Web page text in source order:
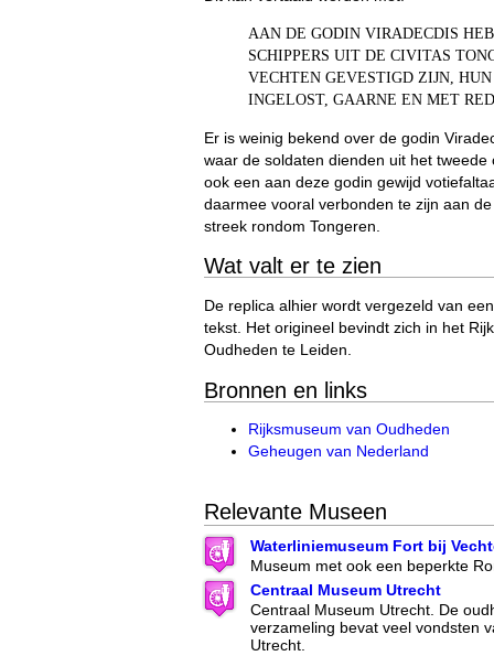
AAN DE GODIN VIRADECDIS
SCHIPPERS UIT DE CIVITAS
VECHTEN GEVESTIGD ZIJN,
INGELOST, GAARNE EN MET
Er is weinig bekend over de godin
waar de soldaten dienden uit het tweede
ook een aan deze godin gewijd
daarmee vooral verbonden te zijn aan
streek rondom Tongeren.
Wat valt er te zien
De replica alhier wordt vergezeld van
tekst. Het origineel bevindt zich in het
Oudheden te Leiden.
Bronnen en links
Rijksmuseum van Oudheden
Geheugen van Nederland
Relevante Museen
Waterliniemuseum Fort bij
Museum met ook een beperkte
Centraal Museum Utrecht
Centraal Museum Utrecht. De
verzameling bevat veel vondsten
Utrecht.